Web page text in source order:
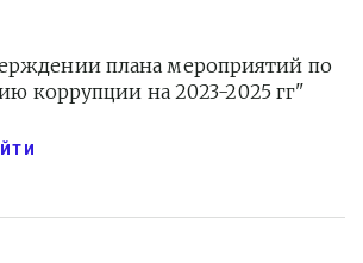
плана мероприятий по
коррупции на 2023-2025 гг"